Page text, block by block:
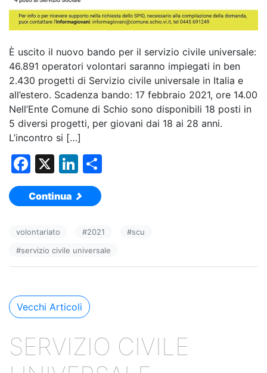
È uscito il nuovo bando per il servizio civile universale:
46.891 operatori volontari saranno impiegati in ben
2.430 progetti di Servizio civile universale in Italia e
all’estero. Scadenza bando: 17 febbraio 2021, ore 14.00
Nell’Ente Comune di Schio sono disponibili 18 posti in
5 diversi progetti, per giovani dai 18 ai 28 anni.
L’incontro si […]
F
a
c
b
o
k
X
Li
n
k
dI
n
vi
di
Continua
volontariato #2021 #scu
#servizio civile universale
Navigazione
Vecchi Articoli
SERVIZIO CIVILE